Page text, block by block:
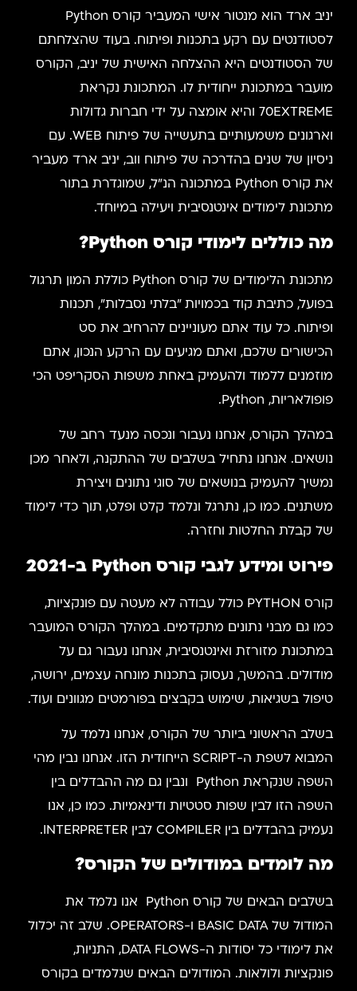
יניב ארד הוא מנטור אישי המעביר קורס Python
לסטודנטים עם רקע בתכנות ופיתוח. בעוד שהצלחתם
של הסטודנטים היא ההצלחה האישית של יניב, הקורס
מועבר במתכונת ייחודית לו. המתכונת נקראת
70EXTREME והיא אומצה על ידי חברות גדולות
וארגונים משמעותיים בתעשייה של פיתוח WEB. עם
ניסיון של שנים בהדרכה של פיתוח ווב, יניב ארד מעביר
את קורס Python במתכונה הנ"ל, שמוגדרת בתור
מתכונת לימודים אינטנסיבית ויעילה במיוחד.
מה כוללים לימודי קורס Python?
מתכונת הלימודים של קורס Python כוללת המון תרגול
בפועל, כתיבת קוד בכמויות "בלתי נסבלות", תכנות
ופיתוח. כל עוד אתם מעוניינים להרחיב את סט
הכישורים שלכם, ואתם מגיעים עם הרקע הנכון, אתם
מוזמנים ללמוד ולהעמיק באחת משפות הסקריפט הכי
פופולאריות, Python.
במהלך הקורס, אנחנו נעבור ונכסה מנעד רחב של
נושאים. אנחנו נתחיל בשלבים של ההתקנה, ולאחר מכן
נמשיך להעמיק בנושאים של סוגי נתונים ויצירת
משתנים. כמו כן, נתרגל ונלמד קלט ופלט, תוך כדי לימוד
של קבלת החלטות וחזרה.
פירוט ומידע לגבי קורס Python ב-2021
קורס PYTHON כולל עבודה לא מעטה עם פונקציות,
כמו גם מבני נתונים מתקדמים. במהלך הקורס המועבר
במתכונת מזורזת ואינטנסיבית, אנחנו נעבור גם על
מודולים. בהמשך, נעסוק בתכנות מונחה עצמים, ירושה,
טיפול בשגיאות, שימוש בקבצים בפורמטים מגוונים ועוד.
בשלב הראשוני ביותר של הקורס, אנחנו נלמד על
המבוא לשפת ה-SCRIPT הייחודית הזו. אנחנו נבין מהי
השפה שנקראת Python ונבין גם מה ההבדלים בין
השפה הזו לבין שפות סטטיות ודינאמיות. כמו כן, אנו
נעמיק בהבדלים בין COMPILER לבין INTERPRETER.
מה לומדים במודולים של הקורס?
בשלבים הבאים של קורס Python אנו נלמד את
המודול של BASIC DATA ו-OPERATORS. שלב זה יכלול
את לימודי כל יסודות ה-DATA FLOWS, התניות,
פונקציות ולולאות. המודולים הבאים שנלמדים בקורס